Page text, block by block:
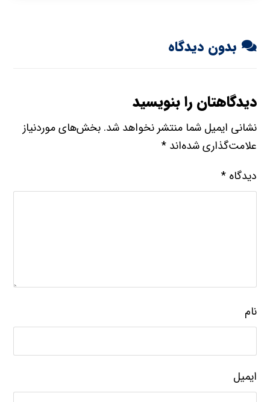
بدون دیدگاه
دیدگاهتان را بنویسید
نشانی ایمیل شما منتشر نخواهد شد. بخش‌های موردنیاز
علامت‌گذاری شده‌اند*
دیدگاه*
نام
ایمیل